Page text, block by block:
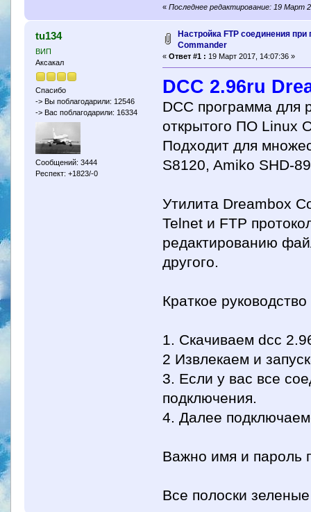
«Последнее редактирование: 19 Март
tu134
ВИП
Аксакал
Спасибо
-> Вы поблагодарили: 12546
-> Вас поблагодарили: 16334
Сообщений: 3444
Респект: +1823/-0
Настройка FTP соединения
Commander
«Ответ #1 : 19 Март 2017, 14:07:36 »
DCC 2.96ru
DCC программа для
открытого ПО Linux
Подходит для
S8120, Amiko SHD-
Утилита Dreambox
Telnet и FTP
редактированию
другого.
Краткое
1. Скачиваем dcc
2 Извлекаем и
3. Если у вас все
подключения.
4. Далее
Важно имя и пароль
Все полоски